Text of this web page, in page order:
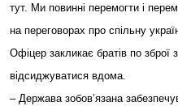
тут. Ми повинні перемогти і
на переговорах про спільну
Офіцер закликає братів по зброї
відсиджуватися вдома.
– Держава зобов’язана